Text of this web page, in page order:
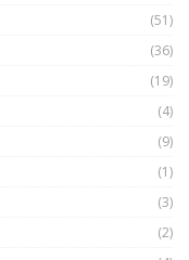
chiến | Phổ cập
(51)
(36)
(19)
(4)
(9)
(1)
(3)
(2)